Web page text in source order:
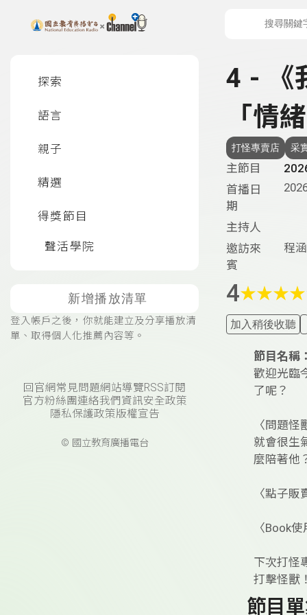
上方功能區塊
探索
語言
親子
精選
得獎節目
聲活學院
新增播放清單
登入帳戶之後，你就能建立及分享播放清
單、取得個人化推薦內容等。
回官網常見問題網站導覽RSS訂閱
官方粉絲團連絡我們 資訊安全政策
隱私保護政策版權宣告
© 國立教育廣播電台
4 - 《
「情
打怪專賣店 采
主節目
首播日
期
主持人
邀訪來
賓
程
4★★★★
加入稍後收聽
節目名稱
歡迎光臨
了呢？
〈問題
就會很生
麼陪著他
〈點子
〈Book
下次打怪
打擊怪獸
節目